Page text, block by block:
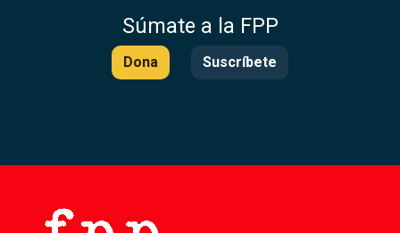
Súmate a la FPP
Dona Suscríbete